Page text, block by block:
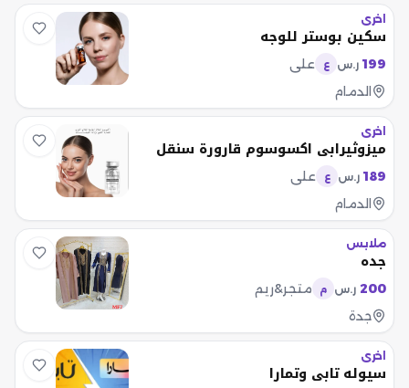
اخرى
سكين بوستر للوجه
199 ر.س ع
علي
الدمام
اخرى
ميزوثيرابي اكسوسوم قارورة سنقل
189 ر.س ع
علي
الدمام
ملابس
جده
200 ر.س م
متجر&ريم
جدة
اخرى
سيوله تابي وتمارا